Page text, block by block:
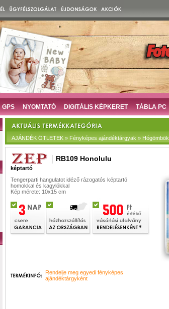
GPS NYOMTATÓ DIGITÁLIS KÉPKERET TÁBLA PC
AJÁNDÉK ÖTLETEK » Fényképes ajándéktárgyak » Hógömbök
RB109 Honolulu
képtartó
Tengerparti hangulatot idéző rázogatós képtartó
homokkal és kagylókkal
Kép mérete: 10x15 cm
Rendelje meg egyedi fényképes
ajándéktárgyként